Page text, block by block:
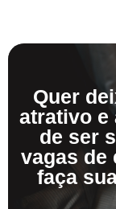
Quer
atrativo e
de ser
vagas de
faça